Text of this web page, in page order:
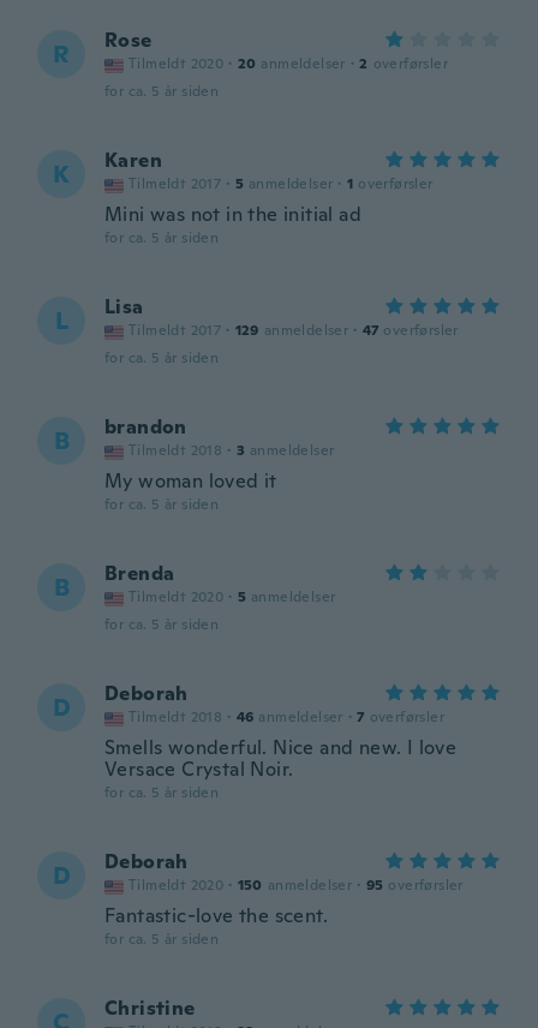
R Rose
Tilmeldt 2020 · 20 anmeldelser · 2 overførsler
for ca. 5 år siden
K Karen
Tilmeldt 2017 · 5 anmeldelser · 1 overførsler
Mini was not in the initial ad
for ca. 5 år siden
L Lisa
Tilmeldt 2017 · 129 anmeldelser · 47 overførsler
for ca. 5 år siden
B brandon
Tilmeldt 2018 · 3 anmeldelser
My woman loved it
for ca. 5 år siden
B Brenda
Tilmeldt 2020 · 5 anmeldelser
for ca. 5 år siden
D Deborah
Tilmeldt 2018 · 46 anmeldelser · 7 overførsler
Smells wonderful. Nice and new. I love
Versace Crystal Noir.
for ca. 5 år siden
D Deborah
Tilmeldt 2020 · 150 anmeldelser · 95 overførsler
Fantastic-love the scent.
for ca. 5 år siden
Christine